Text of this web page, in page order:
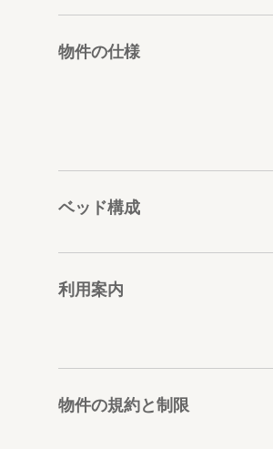
物件の仕様
ベッド構成
利用案内
物件の規約と制限